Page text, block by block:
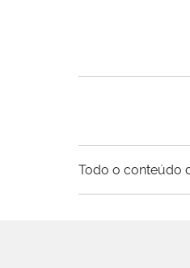
Todo o conteúdo